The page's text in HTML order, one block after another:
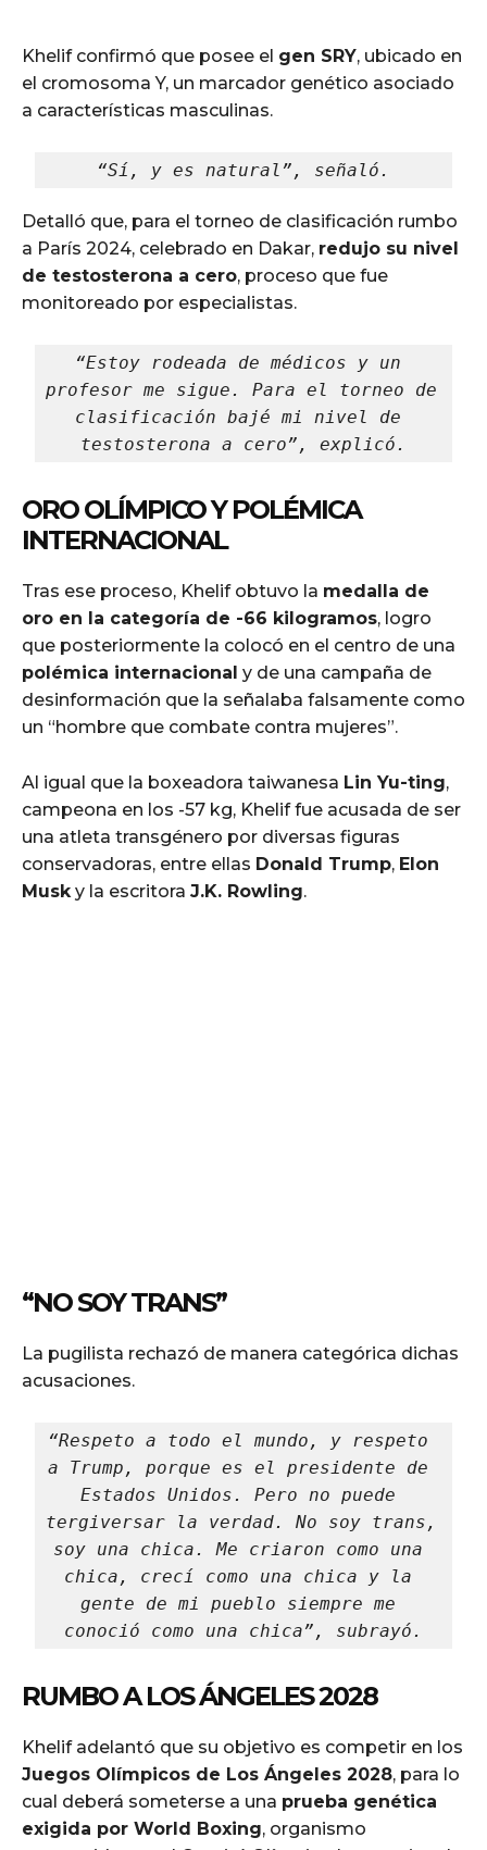
Khelif confirmó que posee el gen SRY, ubicado en
el cromosoma Y, un marcador genético asociado
a características masculinas.
“Sí, y es natural”, señaló.
Detalló que, para el torneo de clasificación rumbo
a París 2024, celebrado en Dakar, redujo su nivel
de testosterona a cero, proceso que fue
monitoreado por especialistas.
“Estoy rodeada de médicos y un
profesor me sigue. Para el torneo de
clasificación bajé mi nivel de
testosterona a cero”, explicó.
ORO OLÍMPICO Y POLÉMICA
INTERNACIONAL
Tras ese proceso, Khelif obtuvo la medalla de
oro en la categoría de -66 kilogramos, logro
que posteriormente la colocó en el centro de una
polémica internacional y de una campaña de
desinformación que la señalaba falsamente como
un “hombre que combate contra mujeres”.
Al igual que la boxeadora taiwanesa Lin Yu-ting,
campeona en los -57 kg, Khelif fue acusada de ser
una atleta transgénero por diversas figuras
conservadoras, entre ellas Donald Trump, Elon
Musk y la escritora J.K. Rowling.
“NO SOY TRANS”
La pugilista rechazó de manera categórica dichas
acusaciones.
“Respeto a todo el mundo, y respeto
a Trump, porque es el presidente de
Estados Unidos. Pero no puede
tergiversar la verdad. No soy trans,
soy una chica. Me criaron como una
chica, crecí como una chica y la
gente de mi pueblo siempre me
conoció como una chica”, subrayó.
RUMBO A LOS ÁNGELES 2028
Khelif adelantó que su objetivo es competir en los
Juegos Olímpicos de Los Ángeles 2028, para lo
cual deberá someterse a una prueba genética
exigida por World Boxing, organismo